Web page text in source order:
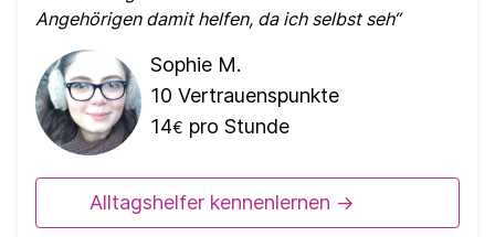
Angehörigen damit helfen, da ich selbst seh
Sophie M.
10 Vertrauenspunkte
14€ pro Stunde
Alltagshelfer kennenlernen ->